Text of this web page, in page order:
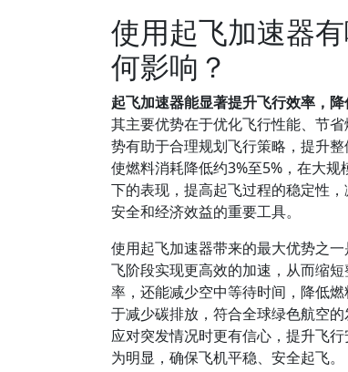
使用起飞加速器
何影响？
起飞加速器能显著提升飞行效率，降
其主要优势在于优化飞行性能、节
势有助于合理规划飞行策略，提升
使燃料消耗降低约3%至5%，在大
下的表现，提高起飞过程的稳定性
安全和经济效益的重要工具。
使用起飞加速器带来的最大优势之
飞阶段实现更高效的加速，从而缩
率，还能减少空中等待时间，降低
于减少碳排放，符合全球绿色航空
应对突发情况时更有信心，提升飞
为明显，确保飞机平稳、安全起飞。